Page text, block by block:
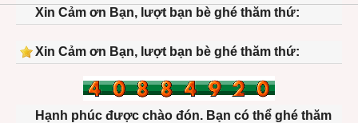
Xin Cảm ơn Bạn, lượt bạn bè ghé thăm thứ:
Xin Cảm ơn Bạn, lượt bạn bè ghé thăm thứ:
Hạnh phúc được chào đón. Bạn có thể ghé thăm